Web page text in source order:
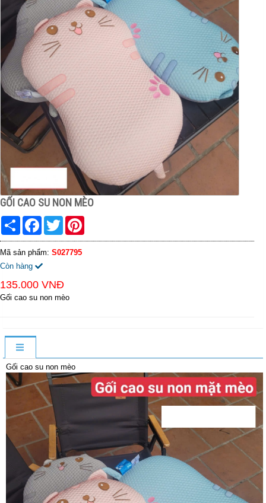
GỐI CAO SU NON MÈO
Share FacebookTwitter
Mã sản phẩm: S027795
Còn hàng
135.000 VNĐ
Gối cao su non mèo
Gối cao su non mèo